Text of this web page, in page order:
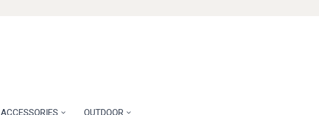
ACCESSORIES OUTDOOR